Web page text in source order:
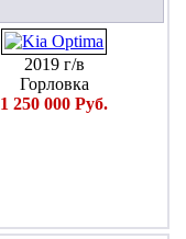
2019 г/в
Горловка
1 250 000 Руб.